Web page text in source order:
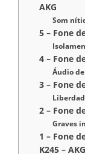
AKG
Som
5 – Fone
4 – Fone
Áudio
3 – Fone
2 – Fone
Graves
1 – Fone
K245 – AKG